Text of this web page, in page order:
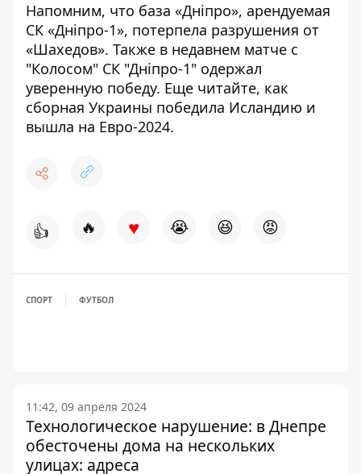
Напомним, что база «Дніпро», арендуемая
СК «Дніпро-1», потерпела разрушения от
«Шахедов». Также в недавнем матче с
"Колосом" СК "Дніпро-1" одержал
уверенную победу. Еще читайте, как
сборная Украины победила Исландию и
вышла на Евро-2024.
👍 🔥 ♥ 😭 😆 😡
СПОРТ ФУТБОЛ
11:42, 09 апреля 2024
Технологическое нарушение: в Днепре
обесточены дома на нескольких
улицах: адреса